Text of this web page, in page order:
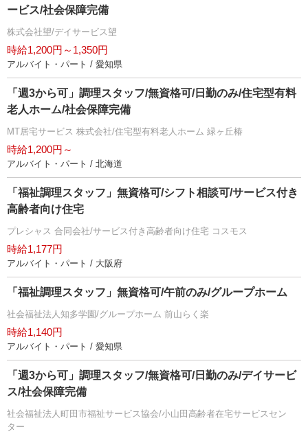
ービス/社会保障完備
株式会社望/デイサービス望
時給1,200円～1,350円
アルバイト・パート / 愛知県
「週3から可」調理スタッフ/無資格可/日勤のみ/住宅型有料
老人ホーム/社会保障完備
MT居宅サービス 株式会社/住宅型有料老人ホーム 緑ヶ丘椿
時給1,200円～
アルバイト・パート / 北海道
「福祉調理スタッフ」無資格可/シフト相談可/サービス付き
高齢者向け住宅
プレシャス 合同会社/サービス付き高齢者向け住宅 コスモス
時給1,177円
アルバイト・パート / 大阪府
「福祉調理スタッフ」無資格可/午前のみ/グループホーム
社会福祉法人知多学園/グループホーム 前山らく楽
時給1,140円
アルバイト・パート / 愛知県
「週3から可」調理スタッフ/無資格可/日勤のみ/デイサービ
ス/社会保障完備
社会福祉法人町田市福祉サービス協会/小山田高齢者在宅サービスセン
ター